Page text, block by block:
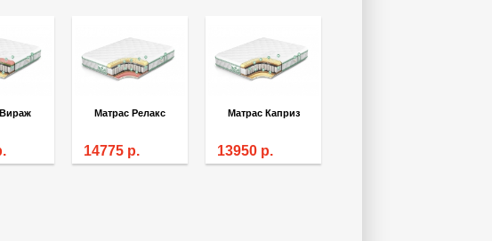
Матрас Релакс
14775 р.
Матрас Каприз
13950 р.